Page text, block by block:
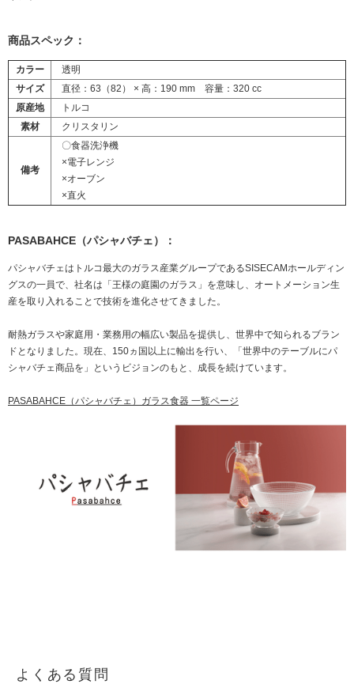
商品スペック：
カラー
透明
サイズ
直径：63（82） × 高：190 mm 容量：320 cc
原産地
トルコ
素材
クリスタリン
備考
〇食器洗浄機
×電子レンジ
×オーブン
×直火
PASABAHCE（パシャバチェ）：
パシャバチェはトルコ最大のガラス産業グループであるSISECAMホールディン
グスの一員で、社名は「王様の庭園のガラス」を意味し、オートメーション生
産を取り入れることで技術を進化させてきました。
耐熱ガラスや家庭用・業務用の幅広い製品を提供し、世界中で知られるブラン
ドとなりました。現在、150ヵ国以上に輸出を行い、「世界中のテーブルにパ
シャバチェ商品を」というビジョンのもと、成長を続けています。
PASABAHCE（パシャバチェ）ガラス食器 一覧ページ
よくある質問